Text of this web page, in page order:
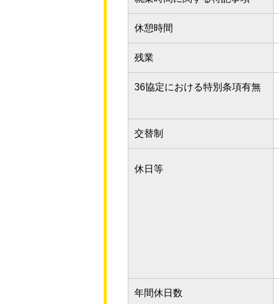
休憩時間
残業
36協定における特別条項有無
交替制
休日等
年間休日数